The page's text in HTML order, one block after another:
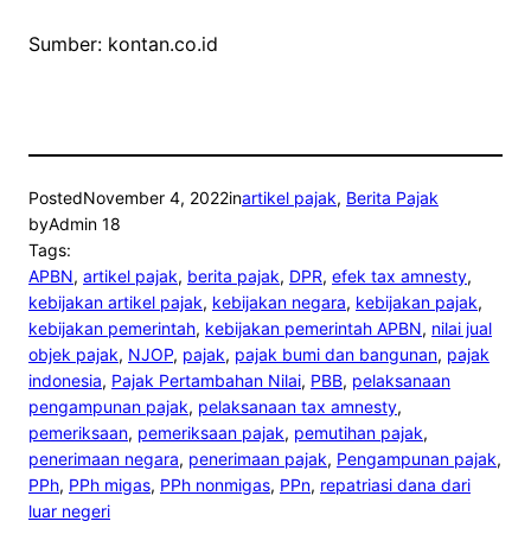
Sumber: kontan.co.id
PostedNovember 4, 2022inartikel pajak, Berita Pajak
byAdmin 18
Tags:
APBN, artikel pajak, berita pajak, DPR, efek tax amnesty
kebijakan artikel pajak, kebijakan negara, kebijakan pajak
kebijakan pemerintah, kebijakan pemerintah APBN, nilai jual
objek pajak, NJOP, pajak, pajak bumi dan bangunan, pajak
indonesia, Pajak Pertambahan Nilai, PBB, pelaksanaan
pengampunan pajak, pelaksanaan tax amnesty
pemeriksaan, pemeriksaan pajak, pemutihan pajak
penerimaan negara, penerimaan pajak, Pengampunan pajak
PPh, PPh migas, PPh nonmigas, PPn, repatriasi dana dari
luar negeri